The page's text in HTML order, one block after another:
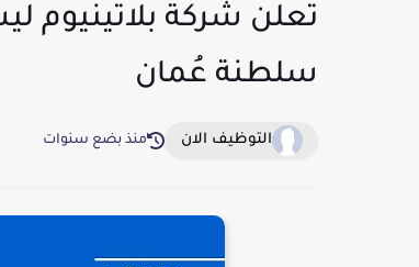
تعلن شركة
سلطنة عُمان
التوظيف الان منذ بضع سنوات